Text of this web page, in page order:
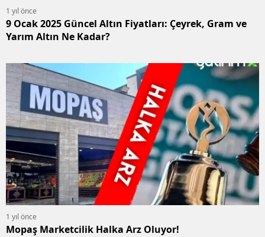
1 yıl önce
9 Ocak 2025 Güncel Altın Fiyatları: Çeyrek, Gram ve
Yarım Altın Ne Kadar?
1 yıl önce
Mopaş Marketcilik Halka Arz Oluyor!